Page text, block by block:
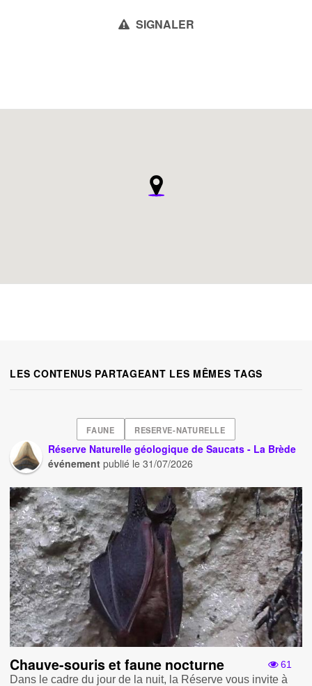
SIGNALER
LES CONTENUS PARTAGEANT LES MÊMES TAGS
FAUNE RESERVE-NATURELLE
Réserve Naturelle géologique de Saucats - La Brède
événement publié le31/07/2026
61
Chauve-souris et faune nocturne
Dans le cadre du jour de la nuit, la Réserve vous invite à